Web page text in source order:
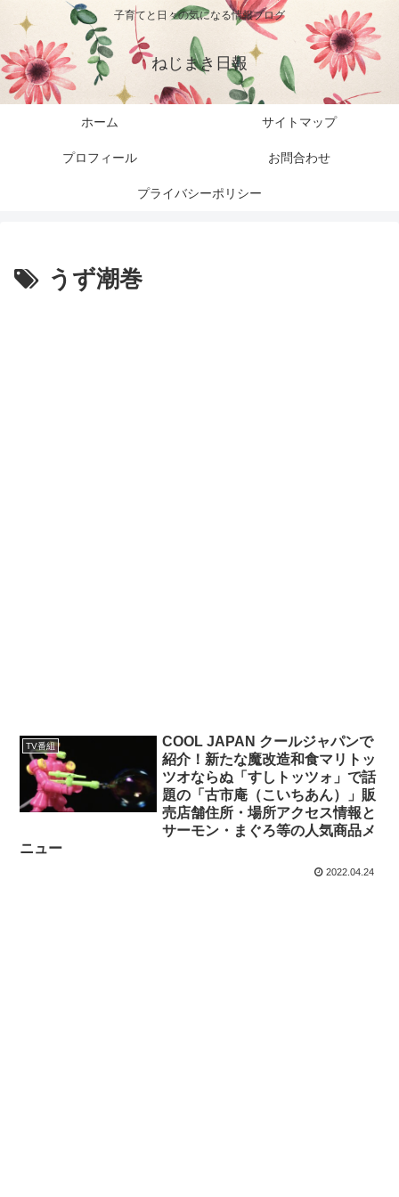
子育てと日々の気になる情報ブログ
ねじまき日報
ホーム サイトマップ
プロフィール お問合わせ
プライバシーポリシー
うず潮巻
TV番組
COOL JAPAN クールジャパンで
紹介！新たな魔改造和食マリトッ
ツオならぬ「すしトッツォ」で話
題の「古市庵（こいちあん）」販
売店舗住所・場所アクセス情報と
サーモン・まぐろ等の人気商品メ
ニュー
2022.04.24